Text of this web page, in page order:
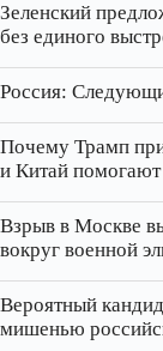
Зеленский
без единого
Россия:
Почему Трамп
и Китай
Взрыв в Москве
вокруг военной
Вероятный
мишенью